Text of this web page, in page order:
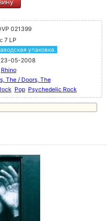
021399
7 LP
упаковка.
23-05-2008
Rhino
The / Doors, The
Pop Psychedelic Rock